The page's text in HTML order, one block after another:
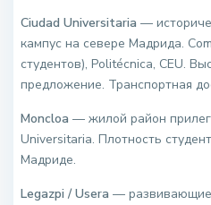
Ciudad Universitaria —
кампус на севере Мадрида.
студентов), Politécnica, CEU.
предложение. Транспортная
Moncloa — жилой район
Universitaria. Плотность
Мадриде.
Legazpi / Usera —